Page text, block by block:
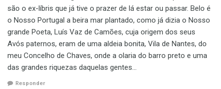
são o ex-líbris que já tive o prazer de lá estar ou passar. Belo é
o Nosso Portugal a beira mar plantado, como já dizia o Nosso
grande Poeta, Luís Vaz de Camões, cuja origem dos seus
Avós paternos, eram de uma aldeia bonita, Vila de Nantes, do
meu Concelho de Chaves, onde a olaria do barro preto e uma
das grandes riquezas daquelas gentes…
Responder